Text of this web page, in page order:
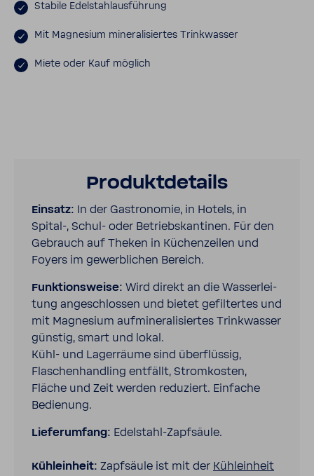
Stabile Edel­stahl­aus­füh­rung
Mit Magne­sium mine­ra­li­siertes Trink­wasser
Miete oder Kauf möglich
Produkt­de­tails
Einsatz: In der Gastro­nomie, in Hotels, in
Spital-​, Schul-​ oder Betriebs­kan­tinen. Für den
Gebrauch auf Theken in Küchen­zeilen und
Foyers im gewerb­li­chen Bereich.
Funk­ti­ons­weise: Wird direkt an die Wasser­lei­
tung ange­schlossen und bietet gefil­tertes und
mit Magne­sium aufmi­ne­ra­li­siertes Trink­wasser
günstig, smart und lokal.
Kühl- und Lager­räume sind über­flüssig,
Flaschen­hand­ling entfällt, Strom­kosten,
Fläche und Zeit werden redu­ziert. Einfache
Bedie­nung.
Liefer­um­fang: Edelstahl-​Zapfsäule.
Kühl­ein­heit: Zapf­säule ist mit der Kühl­ein­heit